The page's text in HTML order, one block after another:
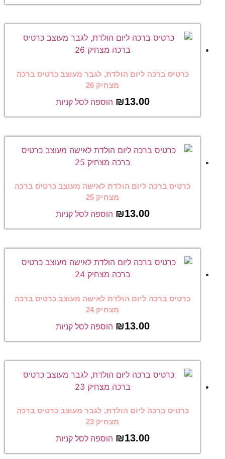
כרטיס ברכה ליום הולדת, לגבר מעוצב כרטיס ברכה
מצחיק 26
₪13.00 הוספה לסל קניות
כרטיס ברכה ליום הולדת לאישה מעוצב כרטיס ברכה
מצחיק 25
₪13.00 הוספה לסל קניות
כרטיס ברכה ליום הולדת לאישה מעוצב כרטיס ברכה
מצחיק 24
₪13.00 הוספה לסל קניות
כרטיס ברכה ליום הולדת, לגבר מעוצב כרטיס ברכה
מצחיק 23
₪13.00 הוספה לסל קניות